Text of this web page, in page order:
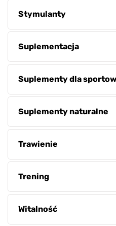
Stymulanty
Suplementacja
Suplementy dla
Suplementy naturalne
Trawienie
Trening
Witalność